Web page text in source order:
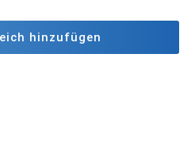
hinzufügen